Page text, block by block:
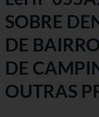
SOBRE
DE
DE
OUTRAS